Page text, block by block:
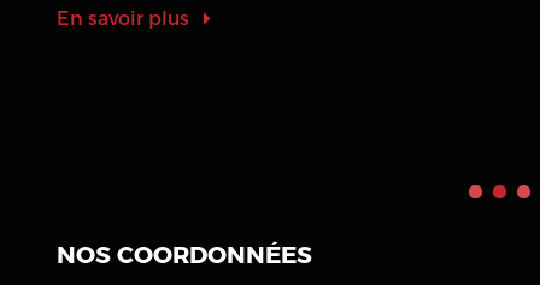
En savoir plus
NOS COORDONNÉES